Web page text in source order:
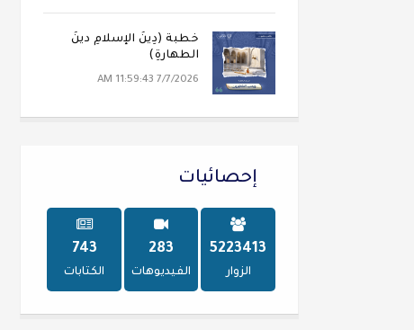
خطبة (دِينُ الإسلامِ دينُ
الطهارةِ)
7/7/2026 11:59:43 AM
إحصائيات
5228642
الزوار
284
الفيديوهات
747
الكتابات